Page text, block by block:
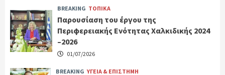
BREAKING ΤΟΠΙΚΑ
Παρουσίαση του έργου της
Περιφερειακής Ενότητας Χαλκιδικής 2024
–2026
01/07/2026
BREAKING ΥΓΕΙΑ & ΕΠΙΣΤΗΜΗ